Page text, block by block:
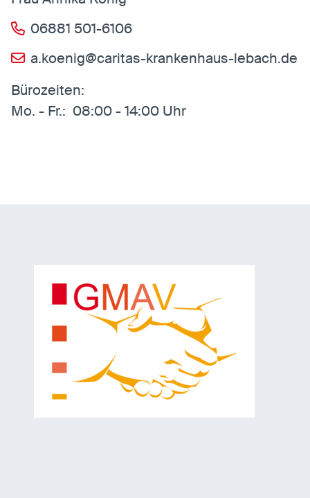
06881 501-6106
a.koenig@caritas-krankenhaus-lebach.de
Bürozeiten:
Mo. - Fr.: 08:00 - 14:00 Uhr